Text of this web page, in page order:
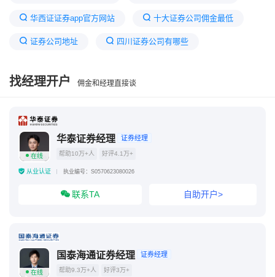
华西证证券app官方网站 十大证券公司佣金最低
证券公司地址 四川证券公司有哪些
如何降低证券公司佣金
散户最好的三个证券
找经理开户 佣金和经理直接谈
在线
华泰证券经理 证券经理
帮助10万+人 好评4.1万+
从业认证 执业编号：S0570623080026
联系TA 自助开户>
在线
国泰海通证券经理 证券经理
帮助9.3万+人 好评3万+